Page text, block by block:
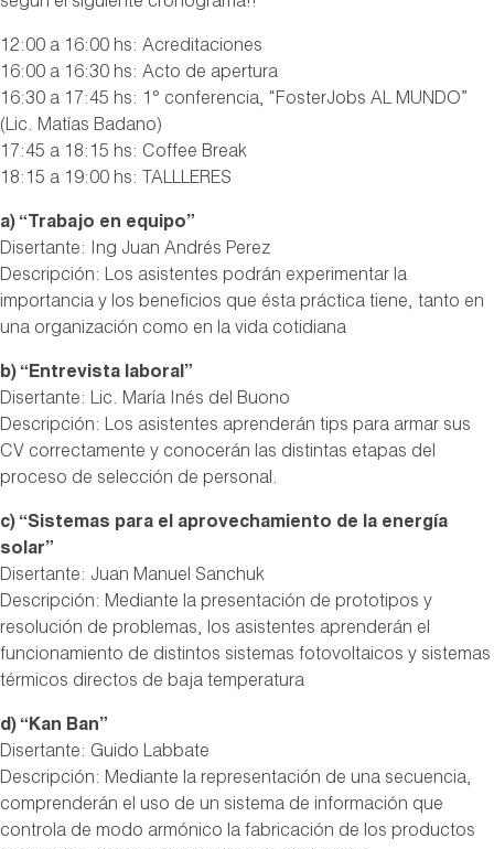
12:00 a 16:00 hs: Acreditaciones
16:00 a 16:30 hs: Acto de apertura
16:30 a 17:45 hs: 1° conferencia, “FosterJobs AL MUNDO”
(Lic. Matías Badano)
17:45 a 18:15 hs: Coffee Break
18:15 a 19:00 hs: TALLLERES
a) “Trabajo en equipo”
Disertante: Ing Juan Andrés Perez
Descripción: Los asistentes podrán experimentar la
importancia y los beneficios que ésta práctica tiene, tanto en
una organización como en la vida cotidiana
b) “Entrevista laboral”
Disertante: Lic. María Inés del Buono
Descripción: Los asistentes aprenderán tips para armar sus
CV correctamente y conocerán las distintas etapas del
proceso de selección de personal.
c) “Sistemas para el aprovechamiento de la energía
solar”
Disertante: Juan Manuel Sanchuk
Descripción: Mediante la presentación de prototipos y
resolución de problemas, los asistentes aprenderán el
funcionamiento de distintos sistemas fotovoltaicos y sistemas
térmicos directos de baja temperatura
d) “Kan Ban”
Disertante: Guido Labbate
Descripción: Mediante la representación de una secuencia,
comprenderán el uso de un sistema de información que
controla de modo armónico la fabricación de los productos